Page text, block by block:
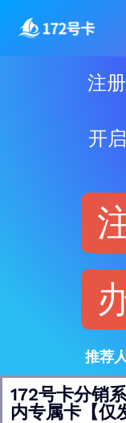
内
注
开
推荐
172号卡分销
内专属卡【仅